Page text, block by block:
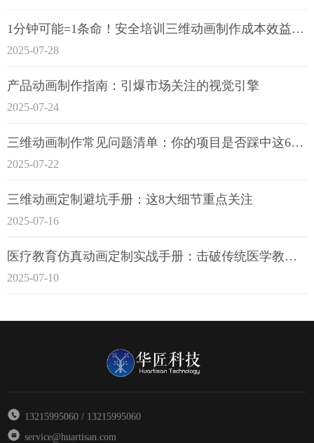
1分钟可能=1条命！安全培训三维动画制作成本效益深度拆解
2025-07-28
产品动画制作指南：引爆市场关注的视觉引擎
2025-07-24
三维动画制作常见问题清单：你的项目是否踩中这6大技术雷区？
2025-07-22
三维动画定制避坑手册：这8大细节重点关注
2025-07-16
医疗教育仿真动画定制实战手册：击破传统医学教育7大痛点
2025-07-10
13215995060 / 13215995060
service@huartisan.com